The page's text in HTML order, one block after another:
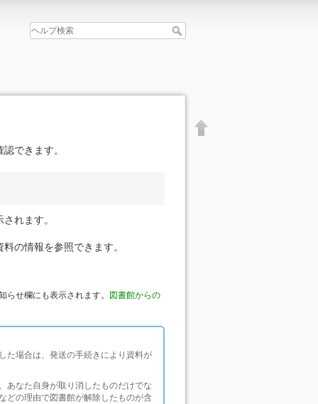
できます。
れます。
の情報を参照できます。
せ欄にも表示されます。 図書館からの
た場合は、発送の手続きにより資料が
あなた自身が取り消したものだけでな
どの理由で図書館が解除したものが含